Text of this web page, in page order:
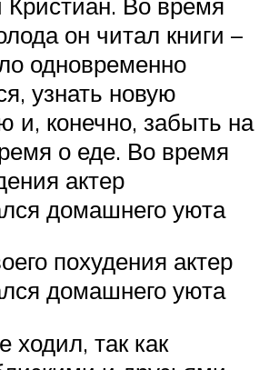
он читал книги –
одновременно
узнать новую
и, конечно, забыть на
о еде. Во время
актер
домашнего уюта
похудения актер
домашнего уюта
ходил, так как